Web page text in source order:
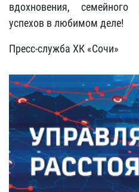
вдохновения,
успехов в любимом деле!
Пресс-служба ХК «Сочи»